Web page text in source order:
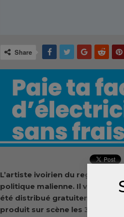
Share
L’artiste ivoirien du reggae
politique malienne. Il vient de
été distribué gratuitement
produit sur scène les 30 et 31